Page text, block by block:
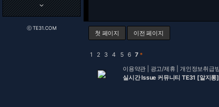
keyboard_arrow_down
ⓒ TE31.COM
첫 페이지 이전 페이지
1 2 3 4 5 6 7＊
이용약관
광고/제휴 |개인정보취급
실시간 Issue 커뮤니티 TE31 [알지